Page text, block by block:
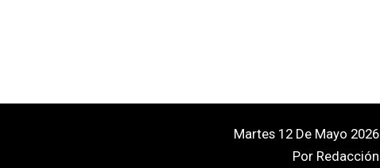
Martes 12 De Mayo 2026
Por Redacción